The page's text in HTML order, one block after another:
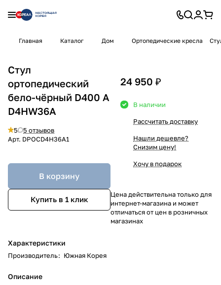
Главная Каталог Дом Ортопедические кресла
Стул
ортопедический
бело-чёрный D400 A
D4HW36A
5
5 отзывов
Арт. DPOCD4H36A1
В корзину
Купить в 1 клик
Характеристики
Производитель: Южная Корея
Описание
24 950 ₽
В наличии
Рассчитать доставку
Нашли дешевле?
Снизим цену!
Хочу в подарок
Цена действительна только для
интернет-магазина и может
отличаться от цен в розничных
магазинах